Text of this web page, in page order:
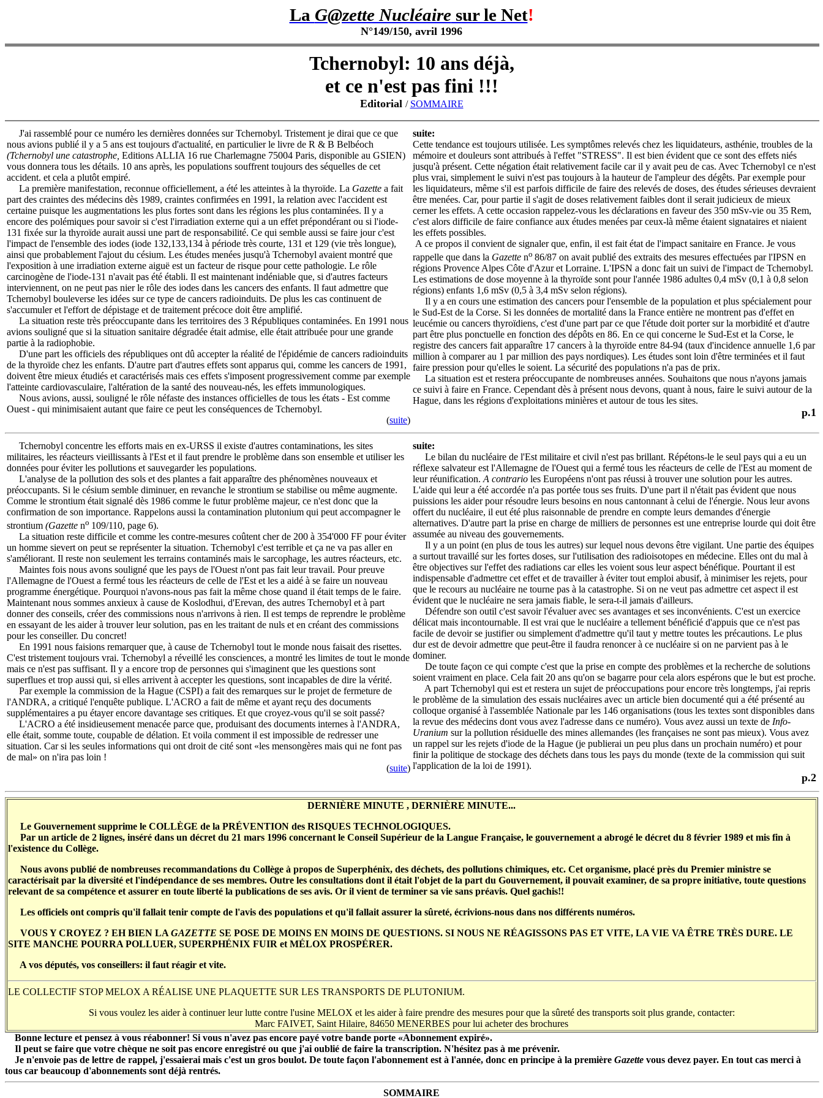
La G@zette Nucléairesur le Net!
N°149/150, avril 1996
Tchernobyl: 10 ans déjà,
et ce n'est pas fini !!!
Editorial / SOMMAIRE
J'ai rassemblé pour ce numéro les dernières données sur Tchernobyl. Tristement je dirai que ce que
nous avions publié il y a 5 ans est toujours d'actualité, en particulier le livre de R & B Belbéoch
(Tchernobyl une catastrophe, Editions ALLIA 16 rue Charlemagne 75004 Paris, disponible au GSIEN)
vous donnera tous les détails. 10 ans après, les populations souffrent toujours des séquelles de cet
accident. et cela a plutôt empiré.
La première manifestation, reconnue officiellement, a été les atteintes à la thyroïde. La Gazette a fait
part des craintes des médecins dès 1989, craintes confirmées en 1991, la relation avec l'accident est
certaine puisque les augmentations les plus fortes sont dans les régions les plus contaminées. Il y a
encore des polémiques pour savoir si c'est l'irradiation externe qui a un effet prépondérant ou si l'iode-
131 fixée sur la thyroïde aurait aussi une part de responsabilité. Ce qui semble aussi se faire jour c'est
l'impact de l'ensemble des iodes (iode 132,133,134 à période très courte, 131 et 129 (vie très longue),
ainsi que probablement l'ajout du césium. Les études menées jusqu'à Tchernobyl avaient montré que
l'exposition à une irradiation externe aiguë est un facteur de risque pour cette pathologie. Le rôle
carcinogène de l'iode-131 n'avait pas été établi. Il est maintenant indéniable que, si d'autres facteurs
interviennent, on ne peut pas nier le rôle des iodes dans les cancers des enfants. Il faut admettre que
Tchernobyl bouleverse les idées sur ce type de cancers radioinduits. De plus les cas continuent de
s'accumuler et l'effort de dépistage et de traitement précoce doit être amplifié.
La situation reste très préoccupante dans les territoires des 3 Républiques contaminées. En 1991 nous
avions souligné que si la situation sanitaire dégradée était admise, elle était attribuée pour une grande
partie à la radiophobie.
D'une part les officiels des républiques ont dû accepter la réalité de l'épidémie de cancers radioinduits
de la thyroïde chez les enfants. D'autre part d'autres effets sont apparus qui, comme les cancers de 1991,
doivent être mieux étudiés et caractérisés mais ces effets s'imposent progressivement comme par exemple
l'atteinte cardiovasculaire, l'altération de la santé des nouveau-nés, les effets immunologiques.
Nous avions, aussi, souligné le rôle néfaste des instances officielles de tous les états - Est comme
Ouest - qui minimisaient autant que faire ce peut les conséquences de Tchernobyl.
(suite)
suite:
Cette tendance est toujours utilisée. Les symptômes relevés chez les liquidateurs, asthénie, troubles de la
mémoire et douleurs sont attribués à l'effet "STRESS". Il est bien évident que ce sont des effets niés
jusqu'à présent. Cette négation était relativement facile car il y avait peu de cas. Avec Tchernobyl ce n'est
plus vrai, simplement le suivi n'est pas toujours à la hauteur de l'ampleur des dégêts. Par exemple pour
les liquidateurs, même s'il est parfois difficile de faire des relevés de doses, des études sérieuses devraient
être menées. Car, pour partie il s'agit de doses relativement faibles dont il serait judicieux de mieux
cerner les effets. A cette occasion rappelez-vous les déclarations en faveur des 350 mSv-vie ou 35 Rem,
c'est alors difficile de faire confiance aux études menées par ceux-là même étaient signataires et niaient
les effets possibles.
A ce propos il convient de signaler que, enfin, il est fait état de l'impact sanitaire en France. Je vous
rappelle que dans la Gazette no 86/87 on avait publié des extraits des mesures effectuées par l'IPSN en
régions Provence Alpes Côte d'Azur et Lorraine. L'IPSN a donc fait un suivi de l'impact de Tchernobyl.
Les estimations de dose moyenne à la thyroïde sont pour l'année 1986 adultes 0,4 mSv (0,1 à 0,8 selon
régions) enfants 1,6 mSv (0,5 à 3,4 mSv selon régions).
Il y a en cours une estimation des cancers pour l'ensemble de la population et plus spécialement pour
le Sud-Est de la Corse. Si les données de mortalité dans la France entière ne montrent pas d'effet en
leucémie ou cancers thyroïdiens, c'est d'une part par ce que l'étude doit porter sur la morbidité et d'autre
part être plus ponctuelle en fonction des dépôts en 86. En ce qui concerne le Sud-Est et la Corse, le
registre des cancers fait apparaître 17 cancers à la thyroïde entre 84-94 (taux d'incidence annuelle 1,6 par
million à comparer au 1 par million des pays nordiques). Les études sont loin d'être terminées et il faut
faire pression pour qu'elles le soient. La sécurité des populations n'a pas de prix.
La situation est et restera préoccupante de nombreuses années. Souhaitons que nous n'ayons jamais
ce suivi à faire en France. Cependant dès à présent nous devons, quant à nous, faire le suivi autour de la
Hague, dans les régions d'exploitations minières et autour de tous les sites.
p.1
Tchernobyl concentre les efforts mais en ex-URSS il existe d'autres contaminations, les sites
militaires, les réacteurs vieillissants à l'Est et il faut prendre le problème dans son ensemble et utiliser les
données pour éviter les pollutions et sauvegarder les populations.
L'analyse de la pollution des sols et des plantes a fait apparaître des phénomènes nouveaux et
préoccupants. Si le césium semble diminuer, en revanche le strontium se stabilise ou même augmente.
Comme le strontium était signalé dès 1986 comme le futur problème majeur, ce n'est donc que la
confirmation de son importance. Rappelons aussi la contamination plutonium qui peut accompagner le
strontium (Gazette no 109/110, page 6).
La situation reste difficile et comme les contre-mesures coûtent cher de 200 à 354'000 FF pour éviter
un homme sievert on peut se représenter la situation. Tchernobyl c'est terrible et ça ne va pas aller en
s'améliorant. Il reste non seulement les terrains contaminés mais le sarcophage, les autres réacteurs, etc.
Maintes fois nous avons souligné que les pays de l'Ouest n'ont pas fait leur travail. Pour preuve
l'Allemagne de l'Ouest a fermé tous les réacteurs de celle de l'Est et les a aidé à se faire un nouveau
programme énergétique. Pourquoi n'avons-nous pas fait la même chose quand il était temps de le faire.
Maintenant nous sommes anxieux à cause de Koslodhui, d'Erevan, des autres Tchernobyl et à part
donner des conseils, créer des commissions nous n'arrivons à rien. Il est temps de reprendre le problème
en essayant de les aider à trouver leur solution, pas en les traitant de nuls et en créant des commissions
pour les conseiller. Du concret!
En 1991 nous faisions remarquer que, à cause de Tchernobyl tout le monde nous faisait des risettes.
C'est tristement toujours vrai. Tchernobyl a réveillé les consciences, a montré les limites de tout le monde
mais ce n'est pas suffisant. Il y a encore trop de personnes qui s'imaginent que les questions sont
superflues et trop aussi qui, si elles arrivent à accepter les questions, sont incapables de dire la vérité.
Par exemple la commission de la Hague (CSPI) a fait des remarques sur le projet de fermeture de
l'ANDRA, a critiqué l'enquête publique. L'ACRO a fait de même et ayant reçu des documents
supplémentaires a pu étayer encore davantage ses critiques. Et que croyez-vous qu'il se soit passé?
L'ACRO a été insidieusement menacée parce que, produisant des documents internes à l'ANDRA,
elle était, somme toute, coupable de délation. Et voila comment il est impossible de redresser une
situation. Car si les seules informations qui ont droit de cité sont «les mensongères mais qui ne font pas
de mal» on n'ira pas loin !
(suite)
suite:
Le bilan du nucléaire de l'Est militaire et civil n'est pas brillant. Répétons-le le seul pays qui a eu un
réflexe salvateur est l'Allemagne de l'Ouest qui a fermé tous les réacteurs de celle de l'Est au moment de
leur réunification. A contrario les Européens n'ont pas réussi à trouver une solution pour les autres.
L'aide qui leur a été accordée n'a pas portée tous ses fruits. D'une part il n'était pas évident que nous
puissions les aider pour résoudre leurs besoins en nous cantonnant à celui de l'énergie. Nous leur avons
offert du nucléaire, il eut été plus raisonnable de prendre en compte leurs demandes d'énergie
alternatives. D'autre part la prise en charge de milliers de personnes est une entreprise lourde qui doit être
assumée au niveau des gouvernements.
Il y a un point (en plus de tous les autres) sur lequel nous devons être vigilant. Une partie des équipes
a surtout travaillé sur les fortes doses, sur l'utilisation des radioisotopes en médecine. Elles ont du mal à
être objectives sur l'effet des radiations car elles les voient sous leur aspect bénéfique. Pourtant il est
indispensable d'admettre cet effet et de travailler à éviter tout emploi abusif, à minimiser les rejets, pour
que le recours au nucléaire ne tourne pas à la catastrophe. Si on ne veut pas admettre cet aspect il est
évident que le nucléaire ne sera jamais fiable, le sera-t-il jamais d'ailleurs.
Défendre son outil c'est savoir l'évaluer avec ses avantages et ses inconvénients. C'est un exercice
délicat mais incontournable. Il est vrai que le nucléaire a tellement bénéficié d'appuis que ce n'est pas
facile de devoir se justifier ou simplement d'admettre qu'il taut y mettre toutes les précautions. Le plus
dur est de devoir admettre que peut-être il faudra renoncer à ce nucléaire si on ne parvient pas à le
dominer.
De toute façon ce qui compte c'est que la prise en compte des problèmes et la recherche de solutions
soient vraiment en place. Cela fait 20 ans qu'on se bagarre pour cela alors espérons que le but est proche.
A part Tchernobyl qui est et restera un sujet de préoccupations pour encore très longtemps, j'ai repris
le problème de la simulation des essais nucléaires avec un article bien documenté qui a été présenté au
colloque organisé à l'assemblée Nationale par les 146 organisations (tous les textes sont disponibles dans
la revue des médecins dont vous avez l'adresse dans ce numéro). Vous avez aussi un texte de Info-
Uranium sur la pollution résiduelle des mines allemandes (les françaises ne sont pas mieux). Vous avez
un rappel sur les rejets d'iode de la Hague (je publierai un peu plus dans un prochain numéro) et pour
finir la politique de stockage des déchets dans tous les pays du monde (texte de la commission qui suit
l'application de la loi de 1991).
p.2
DERNIÈRE MINUTE , DERNIÈRE MINUTE...
Le Gouvernement supprime le COLLÈGE de la PRÉVENTION des RISQUES TECHNOLOGIQUES.
Par un article de 2 lignes, inséré dans un décret du 21 mars 1996 concernant le Conseil Supérieur de la Langue Française, le gouvernement a abrogé le décret du 8 février 1989 et mis fin à
l'existence du Collège.
Nous avons publié de nombreuses recommandations du Collège à propos de Superphénix, des déchets, des pollutions chimiques, etc. Cet organisme, placé près du Premier ministre se
caractérisait par la diversité et l'indépendance de ses membres. Outre les consultations dont il était l'objet de la part du Gouvernement, il pouvait examiner, de sa propre initiative, toute questions
relevant de sa compétence et assurer en toute liberté la publications de ses avis. Or il vient de terminer sa vie sans préavis. Quel gachis!!
Les officiels ont compris qu'il fallait tenir compte de l'avis des populations et qu'il fallait assurer la sûreté, écrivions-nous dans nos différents numéros.
VOUS Y CROYEZ ? EH BIEN LA GAZETTE SE POSE DE MOINS EN MOINS DE QUESTIONS. SI NOUS NE RÉAGISSONS PAS ET VITE, LA VIE VA ÊTRE TRÈS DURE. LE
SITE MANCHE POURRA POLLUER, SUPERPHÉNIX FUIR et MÉLOX PROSPÉRER.
A vos députés, vos conseillers: il faut réagir et vite.
LE COLLECTIF STOP MELOX A RÉALISE UNE PLAQUETTE SUR LES TRANSPORTS DE PLUTONIUM.
Si vous voulez les aider à continuer leur lutte contre l'usine MELOX et les aider à faire prendre des mesures pour que la sûreté des transports soit plus grande, contacter:
Marc FAIVET, Saint Hilaire, 84650 MENERBES pour lui acheter des brochures
Bonne lecture et pensez à vous réabonner! Si vous n'avez pas encore payé votre bande porte «Abonnement expiré».
Il peut se faire que votre chèque ne soit pas encore enregistré ou que j'ai oublié de faire la transcription. N'hésitez pas à me prévenir.
Je n'envoie pas de lettre de rappel, j'essaierai mais c'est un gros boulot. De toute façon l'abonnement est à l'année, donc en principe à la première Gazette vous devez payer. En tout cas merci à
tous car beaucoup d'abonnements sont déjà rentrés.
SOMMAIRE